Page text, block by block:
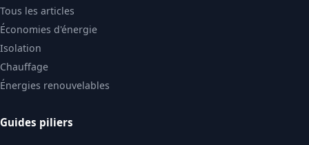
Tous les articles
Économies d'énergie
Isolation
Chauffage
Énergies renouvelables
Guides piliers